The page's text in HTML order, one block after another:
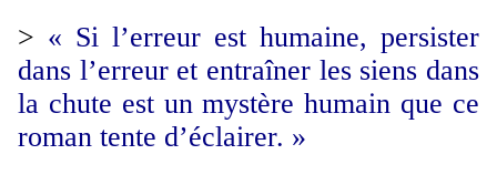
> « Si l’erreur est humaine, persister
dans l’erreur et entraîner les siens dans
la chute est un mystère humain que ce
roman tente d’éclairer. »